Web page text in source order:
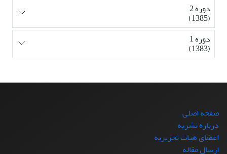
دوره 2
(1385)
دوره 1
(1383)
صفحه اصلی
درباره نشریه
اعضای هیات تحریریه
ارسال مقاله